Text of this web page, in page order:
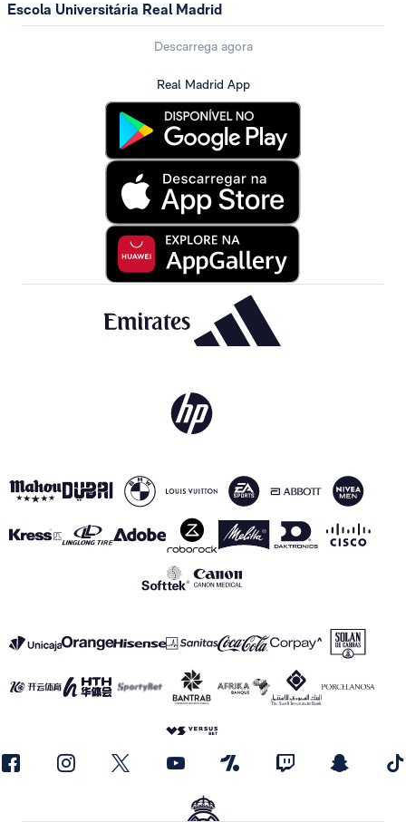
Escola Universitária Real Madrid
Descarrega agora
Real Madrid App